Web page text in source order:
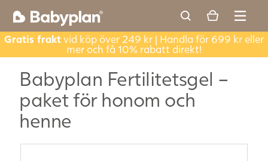
Gratis fraktvid köp över 249 kr | Handla för 699 kr eller
mer och få 10% rabatt direkt!
Babyplan Fertilitetsgel –
paket för honom och
henne